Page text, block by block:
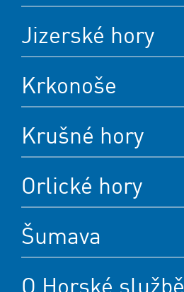
Jizerské hory
Krkonoše
Krušné hory
Orlické hory
Šumava
O Horské službě